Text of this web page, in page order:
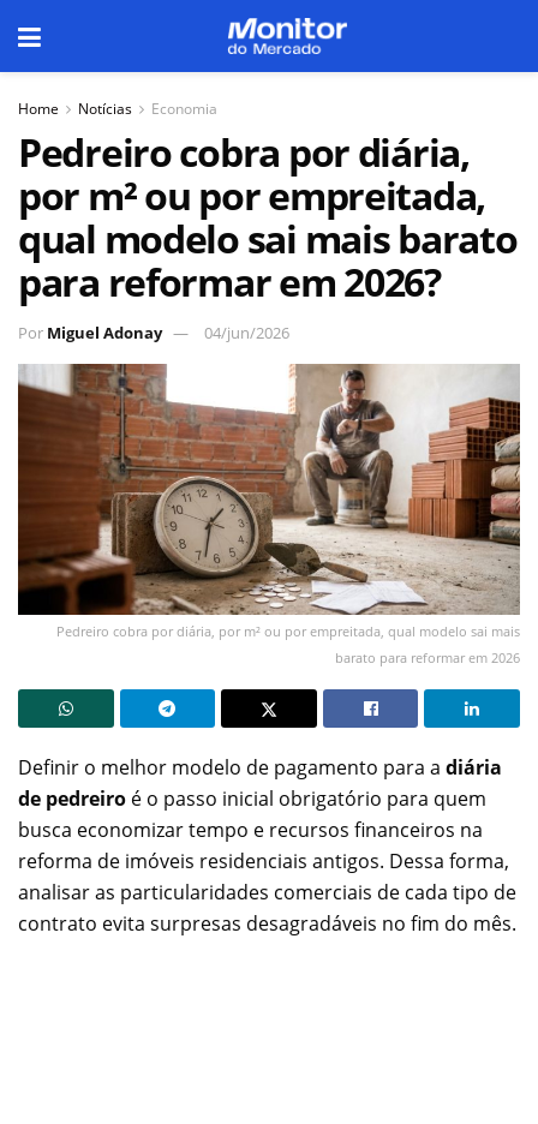
Home Notícias Economia
Pedreiro cobra por diária,
por m² ou por empreitada,
qual modelo sai mais barato
para reformar em 2026?
Por Miguel Adonay 04/jun/2026
Pedreiro cobra por diária, por m² ou por empreitada, qual modelo sai mais
barato para reformar em 2026
Definir o melhor modelo de pagamento para a diária
de pedreiro é o passo inicial obrigatório para quem
busca economizar tempo e recursos financeiros na
reforma de imóveis residenciais antigos. Dessa forma,
analisar as particularidades comerciais de cada tipo de
contrato evita surpresas desagradáveis no fim do mês.